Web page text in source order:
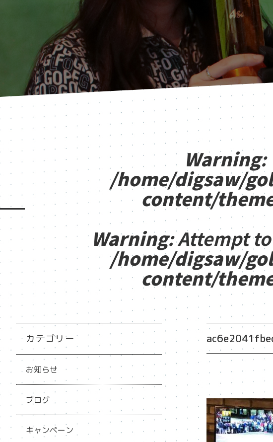
Warning:
/home/digsaw/
content/
Warning: Attempt
/home/digsaw/
content/
カテゴリー
お知らせ
ブログ
キャンペーン